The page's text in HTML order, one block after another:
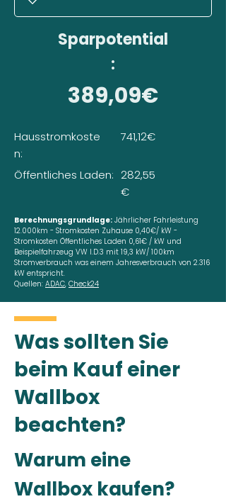
Sparpotential
:
389,09€
Hausstromkoste
n:
Öffentliches Laden:
741,12€
282,55
€
Berechnungsgrundlage: Jährlicher Fahrleistung
12.000km - Stromkosten Zuhause 0,40€/ kW -
Stromkosten Öffentliches Laden 0,61€ / kW und
Beispielfahrzeug VW I.D.3 mit 19,3 kW/ 100km
Stromverbrauch was einem Jahresverbrauch von 2.316
kW entspricht.
Quellen: ADAC, Check24
Was sollten Sie
beim Kauf einer
Wallbox
beachten?
Warum eine
Wallbox kaufen?